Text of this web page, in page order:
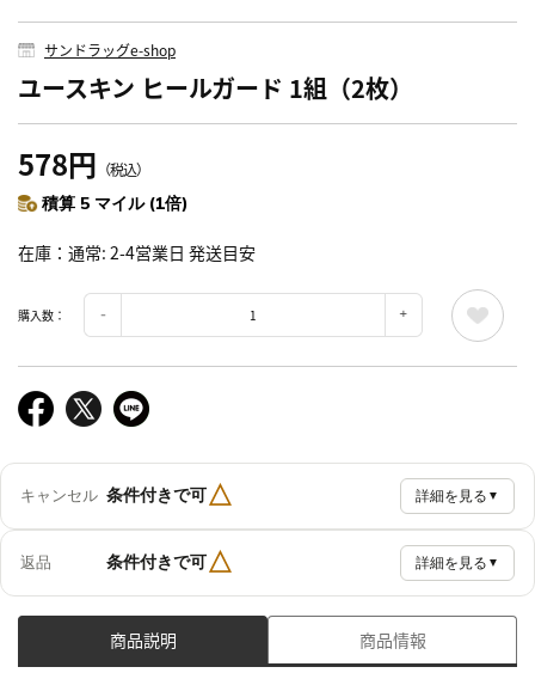
サンドラッグe-shop
ユースキン ヒールガード 1組（2枚）
578円 （税込）
積算 5 マイル (1倍)
在庫 通常: 2-4営業日 発送目安
購入数：
キャンセル 条件付きで可△ 詳細を見る ▼
返品 条件付きで可△ 詳細を見る ▼
商品説明 商品情報